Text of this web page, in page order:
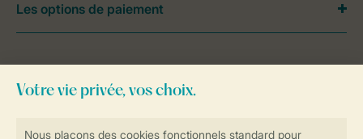
contactez notreContact Center.
Les options de paiement